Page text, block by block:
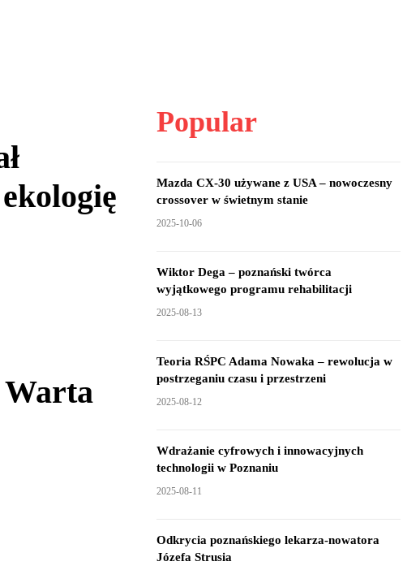
Popular
Mazda CX-30 używane z USA – nowoczesny
crossover w świetnym stanie
2025-10-06
Wiktor Dega – poznański twórca
wyjątkowego programu rehabilitacji
2025-08-13
Teoria RŚPC Adama Nowaka – rewolucja w
postrzeganiu czasu i przestrzeni
2025-08-12
Wdrażanie cyfrowych i innowacyjnych
technologii w Poznaniu
2025-08-11
Odkrycia poznańskiego lekarza-nowatora
Józefa Strusia